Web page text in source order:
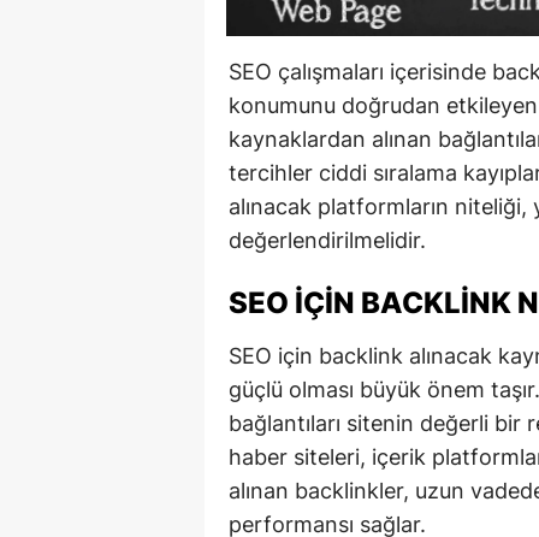
SEO çalışmaları içerisinde
konumunu doğrudan
kaynaklardan alınan
tercihler ciddi sıralama
alınacak platformların
değerlendirilmelidir.
SEO İÇIN BACKLINK
SEO için backlink alınacak
güçlü olması büyük önem
bağlantıları sitenin değerli bir
haber siteleri, içerik
alınan backlinkler, uzun
performansı sağlar.